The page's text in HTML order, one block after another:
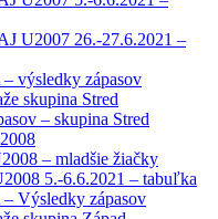
U2007 26.-27.6.2021 –
výsledky zápasov
skupina Stred
– skupina Stred
– mladšie žiačky
5.-6.6.2021 – tabuľka
Výsledky zápasov